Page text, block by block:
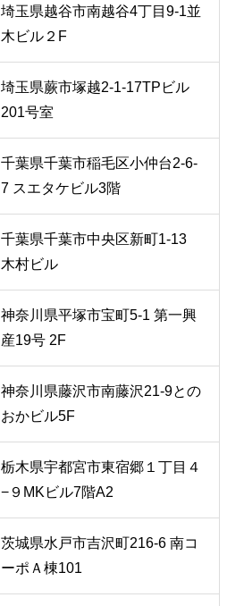
埼玉県越谷市南越谷4丁目9-1並
木ビル２F
埼玉県蕨市塚越2-1-17TPビル
201号室
千葉県千葉市稲毛区小仲台2-6-
7 スエタケビル3階
千葉県千葉市中央区新町1-13
木村ビル
神奈川県平塚市宝町5-1 第一興
産19号 2F
神奈川県藤沢市南藤沢21-9との
おかビル5F
栃木県宇都宮市東宿郷１丁目４
−９MKビル7階A2
茨城県水戸市吉沢町216-6 南コ
ーポＡ棟101